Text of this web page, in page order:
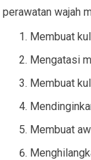
perawatan wajah
Membuat
Mengatasi
Membuat
Membuat